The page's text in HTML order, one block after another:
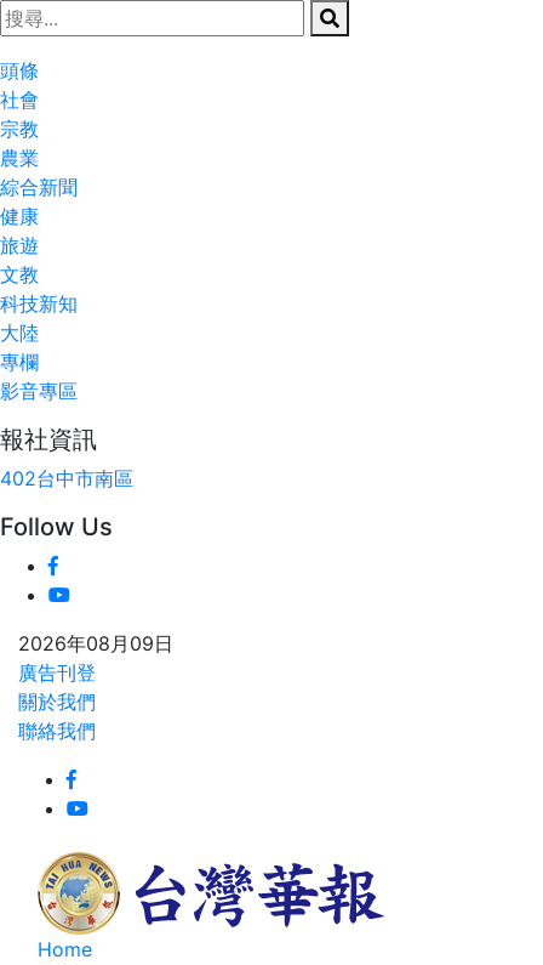
頭條
社會
宗教
農業
綜合新聞
健康
旅遊
文教
科技新知
大陸
專欄
影音專區
報社資訊
402台中市南區
Follow Us
2026年08月09日
廣告刊登
關於我們
聯絡我們
Home